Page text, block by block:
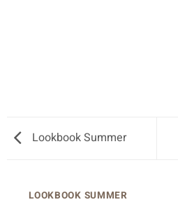
Lookbook Summer
LOOKBOOK SUMMER